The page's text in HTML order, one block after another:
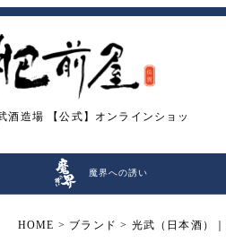
酒造場 【公式】オンラインショッ
魔界への誘い
HOME ブランド 光武（日本酒）